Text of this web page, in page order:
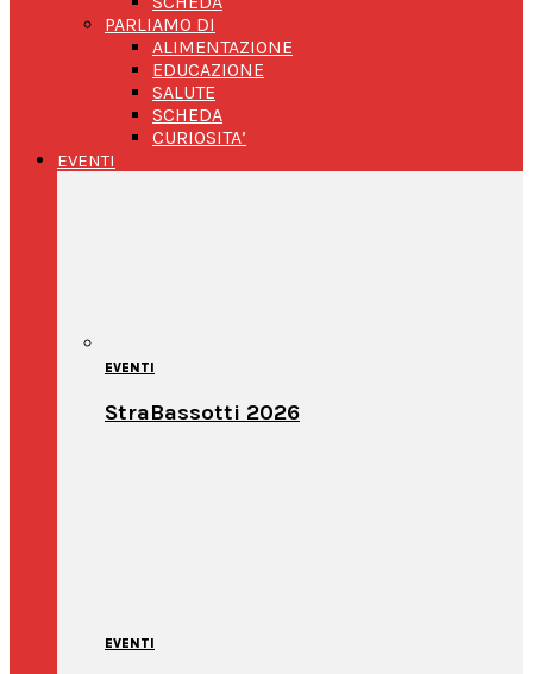
PARLIAMO DI
ALIMENTAZIONE
EDUCAZIONE
SALUTE
SCHEDA
CURIOSITA’
EVENTI
EVENTI
StraBassotti 2026
EVENTI